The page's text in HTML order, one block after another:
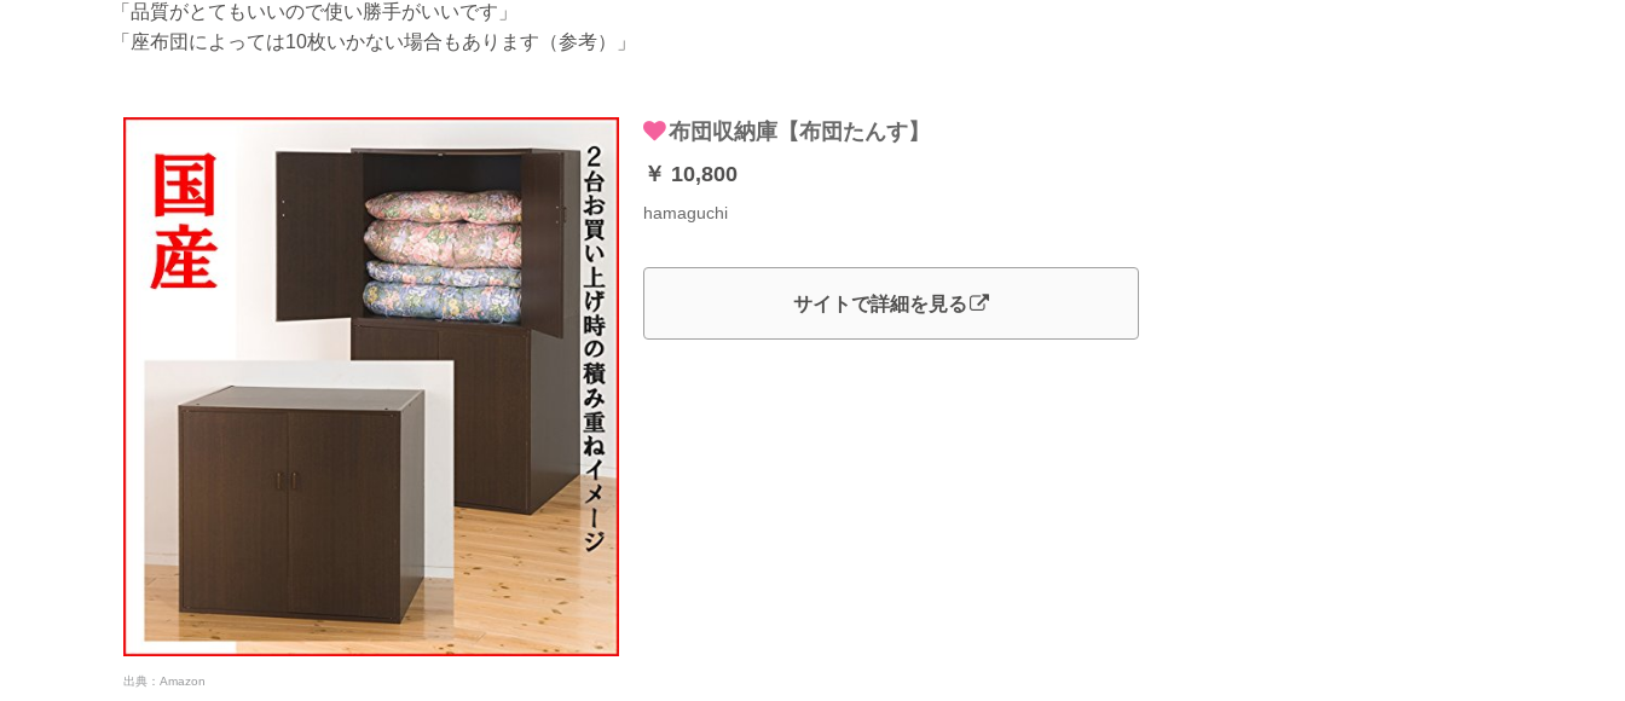
「品質がとてもいいので使い勝手がいいです」
「座布団によっては10枚いかない場合もあります（参考）」
出典： Amazon
布団収納庫【布団たんす】
￥ 10,800
hamaguchi
サイトで詳細を見る